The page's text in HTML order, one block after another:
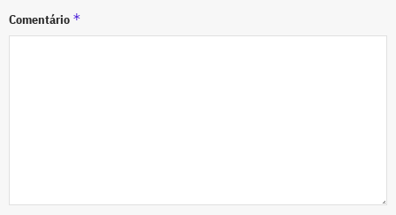
Comentário *